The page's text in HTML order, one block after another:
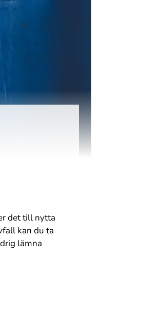
det till nytta
kan du ta
lämna